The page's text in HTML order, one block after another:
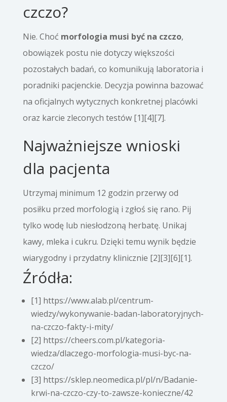
czczo?
Nie. Choć morfologia musi być na czczo,
obowiązek postu nie dotyczy większości
pozostałych badań, co komunikują laboratoria i
poradniki pacjenckie. Decyzja powinna bazować
na oficjalnych wytycznych konkretnej placówki
oraz karcie zleconych testów [1][4][7].
Najważniejsze wnioski
dla pacjenta
Utrzymaj minimum 12 godzin przerwy od
posiłku przed morfologią i zgłoś się rano. Pij
tylko wodę lub niesłodzoną herbatę. Unikaj
kawy, mleka i cukru. Dzięki temu wynik będzie
wiarygodny i przydatny klinicznie [2][3][6][1].
Źródła:
[1] https://www.alab.pl/centrum-
wiedzy/wykonywanie-badan-laboratoryjnych-
na-czczo-fakty-i-mity/
[2] https://cheers.com.pl/kategoria-
wiedza/dlaczego-morfologia-musi-byc-na-
czczo/
[3] https://sklep.neomedica.pl/pl/n/Badanie-
krwi-na-czczo-czy-to-zawsze-konieczne/42